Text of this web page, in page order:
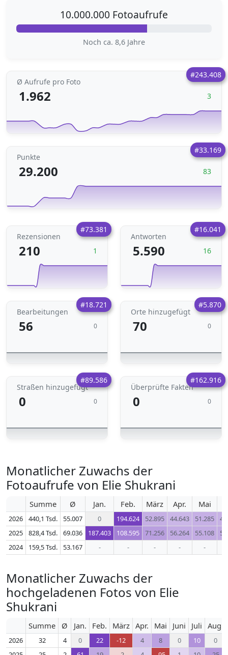
10.000.000 Fotoaufrufe
Noch ca. 8,6 Jahre
#243.408
Ø Aufrufe pro Foto
1.962 3
#33.169
Punkte
29.200 83
#73.381
Rezensionen
210 1
#16.041
Antworten
5.590 16
#18.721
Bearbeitungen
56 0
#5.870
Orte hinzugefügt
70 0
#89.586
Straßen hinzugefügt
0 0
#162.916
Überprüfte Fakten
0 0
Monatlicher Zuwachs der
Fotoaufrufe von Elie Shukrani
Summe Ø Jan. Feb. März Apr. Mai
2026 440,1 Tsd. 55.007 0 194.624 52.895 44.643 51.285
2025
828,4 Tsd. 69.036 187.403 108.595 71.256 56.264 55.108
2024
159,5 Tsd. 53.167 - - - - -
Monatlicher Zuwachs der
hochgeladenen Fotos von Elie
Shukrani
Summe Ø Jan. Feb. März Apr. Mai Juni Juli Aug.
2026 32 4 0 22 -12 4 8 0 10
0